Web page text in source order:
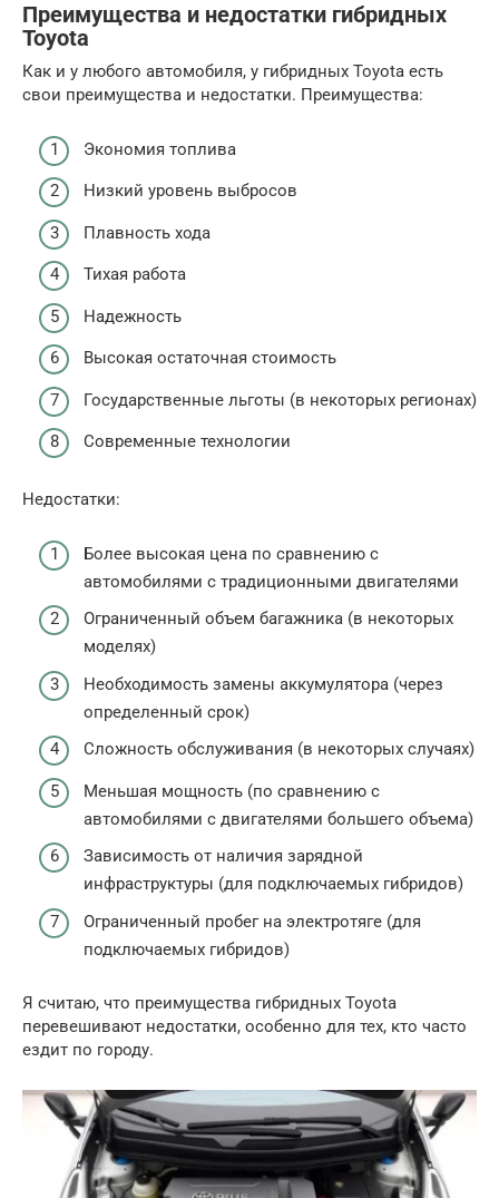
Преимущества и недостатки гибридных
Toyota
Как и у любого автомобиля, у гибридных Toyota есть
свои преимущества и недостатки. Преимущества:
Экономия топлива
Низкий уровень выбросов
Плавность хода
Тихая работа
Надежность
Высокая остаточная стоимость
Государственные льготы (в некоторых регионах)
Современные технологии
Недостатки:
Более высокая цена по сравнению с
автомобилями с традиционными двигателями
Ограниченный объем багажника (в некоторых
моделях)
Необходимость замены аккумулятора (через
определенный срок)
Сложность обслуживания (в некоторых случаях)
Меньшая мощность (по сравнению с
автомобилями с двигателями большего объема)
Зависимость от наличия зарядной
инфраструктуры (для подключаемых гибридов)
Ограниченный пробег на электротяге (для
подключаемых гибридов)
Я считаю, что преимущества гибридных Toyota
перевешивают недостатки, особенно для тех, кто часто
ездит по городу.